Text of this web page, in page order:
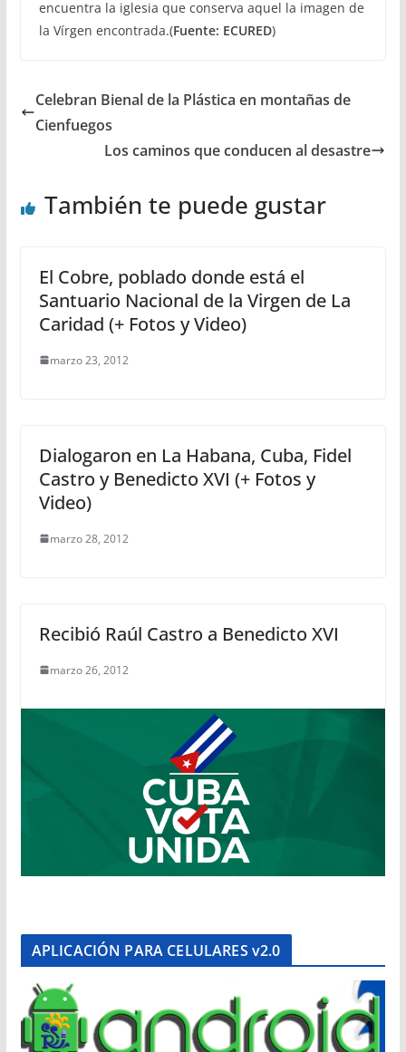
encuentra la iglesia que conserva aquel la imagen de
la Vírgen encontrada.(Fuente: ECURED)
Celebran Bienal de la Plástica en montañas de
Cienfuegos
Los caminos que conducen al desastre
También te puede gustar
El Cobre, poblado donde está el
Santuario Nacional de la Virgen de La
Caridad (+ Fotos y Video)
marzo 23, 2012
Dialogaron en La Habana, Cuba, Fidel
Castro y Benedicto XVI (+ Fotos y
Video)
marzo 28, 2012
Recibió Raúl Castro a Benedicto XVI
marzo 26, 2012
APLICACIÓN PARA CELULARES v2.0